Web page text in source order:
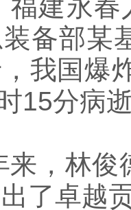
建永春
备部某
我国爆
15分病
，林俊
了卓越